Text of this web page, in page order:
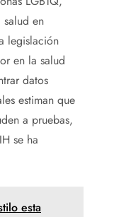
salud en
legislación
en la salud
datos
estiman que
a pruebas,
se ha
esta